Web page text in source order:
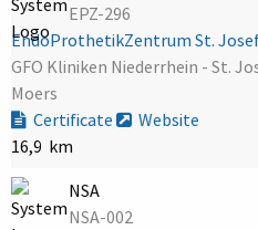
EPZ-296
EndoProthetikZentrum St.
GFO Kliniken Niederrhein - St.
Moers
Certificate
Website
16,9 km
NSA
NSA-002